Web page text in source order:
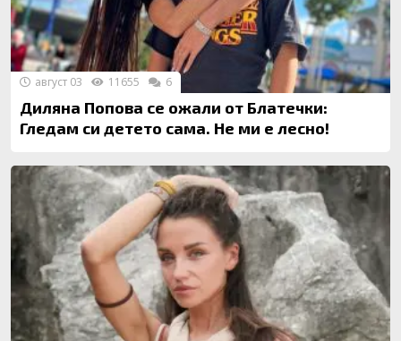
Диляна Попова се ожали от Блатечки:
Гледам си детето сама. Не ми е лесно!
август 03 11655 6